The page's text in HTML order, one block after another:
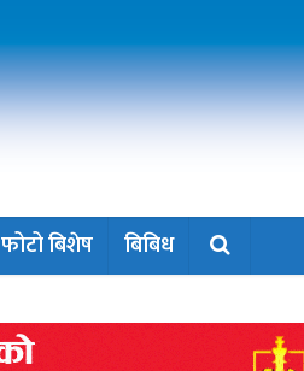
फोटो बिशेष बिबिध